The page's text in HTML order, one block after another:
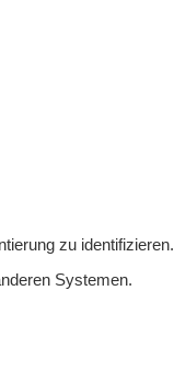
zu identifizieren.
Systemen.